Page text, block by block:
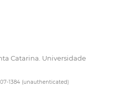
Catarina. Universidade
1384 (unauthenticated)